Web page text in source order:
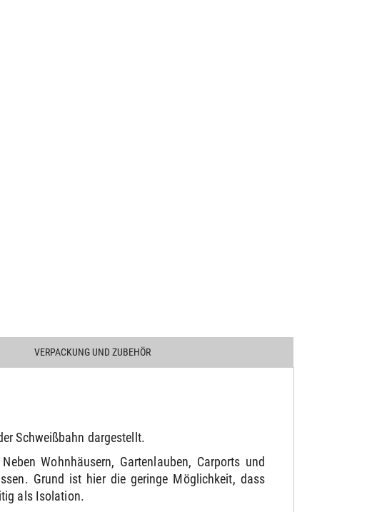
VERPACKUNG UND ZUBEHÖR
Schweißbahn dargestellt.
Wohnhäusern, Gartenlauben, Carports und
Grund ist hier die geringe Möglichkeit, dass
als Isolation.